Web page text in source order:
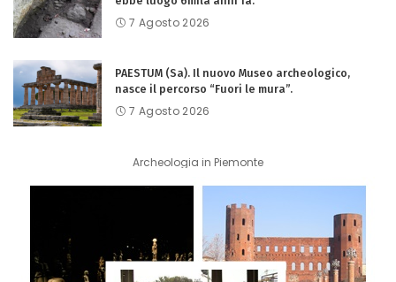
7 Agosto 2026
PAESTUM (Sa). Il nuovo Museo archeologico,
nasce il percorso “Fuori le mura”.
7 Agosto 2026
Archeologia in Piemonte